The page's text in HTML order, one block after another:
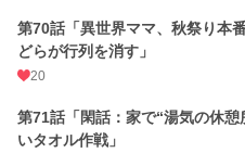
第70話「異世界ママ、秋祭り本
どらが行列を消す」
20
第71話「閑話：家で“湯気の休
いタオル作戦」